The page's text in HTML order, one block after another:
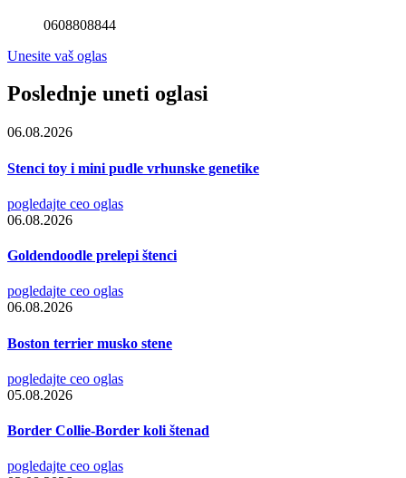
0608808844
Unesite vaš oglas
Poslednje uneti oglasi
06.08.2026
Stenci toy i mini pudle vrhunske genetike
pogledajte ceo oglas
06.08.2026
Goldendoodle prelepi štenci
pogledajte ceo oglas
06.08.2026
Boston terrier musko stene
pogledajte ceo oglas
05.08.2026
Border Collie-Border koli štenad
pogledajte ceo oglas